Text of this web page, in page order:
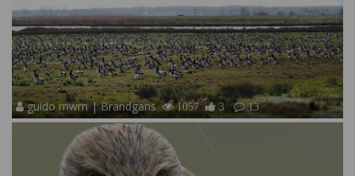
guido mwm | Brandgans 1057 3 13